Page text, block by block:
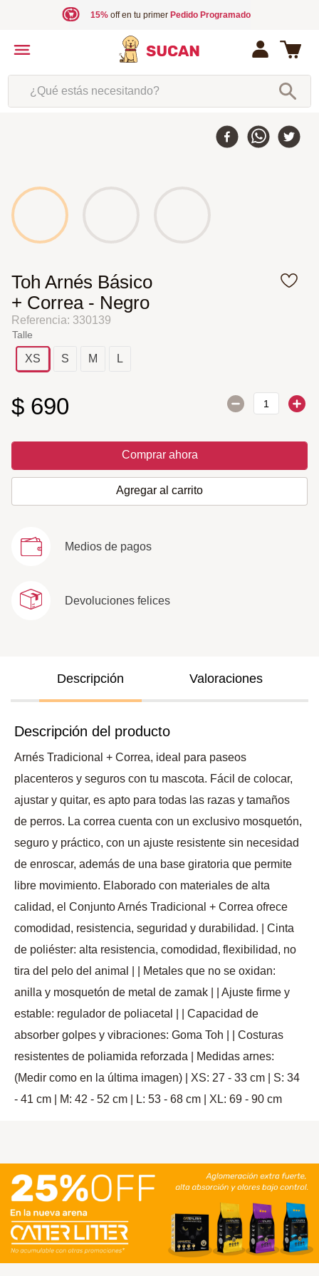
15%off en tu primer Pedido Programado
¿Qué estás necesitando?
Toh Arnés Básico
+ Correa - Negro
Referencia: 330139
Talle
XS S M L
$ 690
Comprar ahora
Agregar al carrito
Medios de pagos
Devoluciones felices
Descripción Valoraciones
Descripción del producto
Arnés Tradicional + Correa, ideal para paseos
placenteros y seguros con tu mascota. Fácil de colocar,
ajustar y quitar, es apto para todas las razas y tamaños
de perros. La correa cuenta con un exclusivo mosquetón,
seguro y práctico, con un ajuste resistente sin necesidad
de enroscar, además de una base giratoria que permite
libre movimiento. Elaborado con materiales de alta
calidad, el Conjunto Arnés Tradicional + Correa ofrece
comodidad, resistencia, seguridad y durabilidad. | Cinta
de poliéster: alta resistencia, comodidad, flexibilidad, no
tira del pelo del animal | | Metales que no se oxidan:
anilla y mosquetón de metal de zamak | | Ajuste firme y
estable: regulador de poliacetal | | Capacidad de
absorber golpes y vibraciones: Goma Toh | | Costuras
resistentes de poliamida reforzada | Medidas arnes:
(Medir como en la última imagen) | XS: 27 - 33 cm | S: 34
- 41 cm | M: 42 - 52 cm | L: 53 - 68 cm | XL: 69 - 90 cm